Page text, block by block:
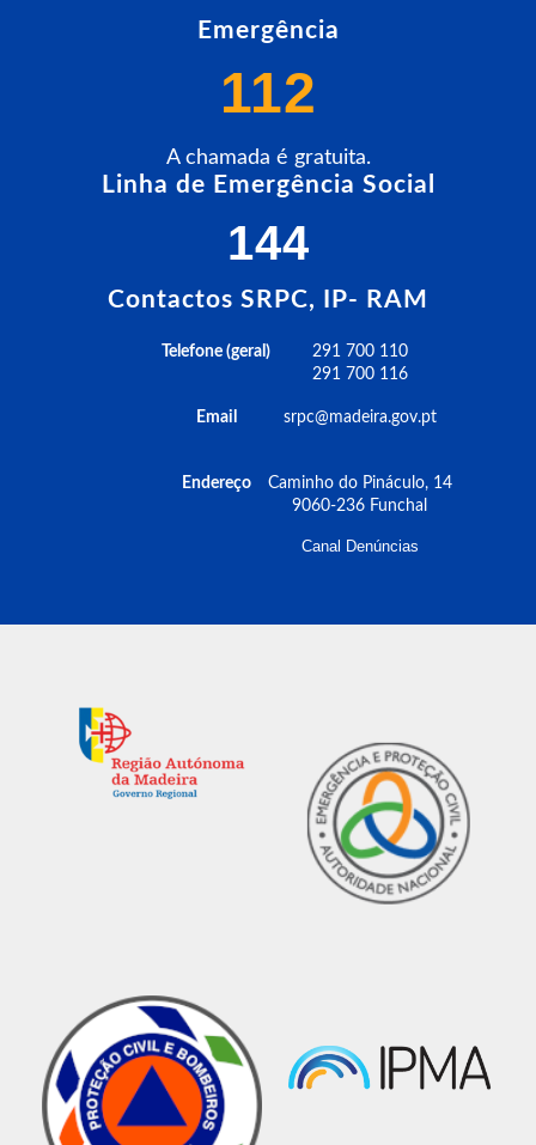
Emergência
112
A chamada é gratuita.
Linha de Emergência Social
144
Contactos SRPC, IP- RAM
Telefone (geral)
Email
Endereço
291 700 110
291 700 116
srpc@madeira.gov.pt
Caminho do Pináculo, 14
9060-236 Funchal
Canal Denúncias